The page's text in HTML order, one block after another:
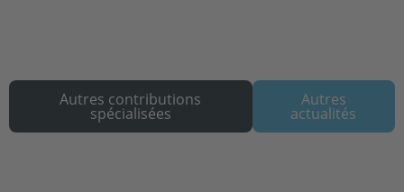
Autres contributions
spécialisées
Autres
actualités